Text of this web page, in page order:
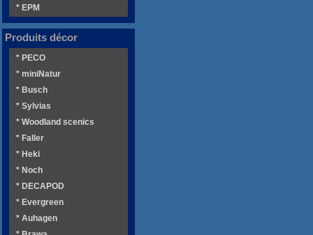
* EPM
Produits décor
* PECO
* miniNatur
* Busch
* Sylvias
* Woodland scenics
* Faller
* Heki
* Noch
* DECAPOD
* Evergreen
* Auhagen